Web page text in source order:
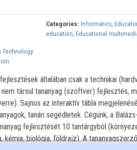
Categories: Informatics,
education,Educational
Technology
általában csak a technikai
társul tananyag (szoftver) fejlesztés,
Sajnos az interaktív tábla
tanári segédletek. Cégünk, a
fejlesztését 10 tantárgyból
biológia, földrajz). A